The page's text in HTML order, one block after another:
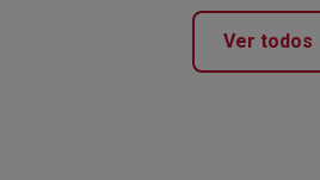
Ver todos